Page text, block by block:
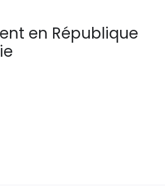
en République